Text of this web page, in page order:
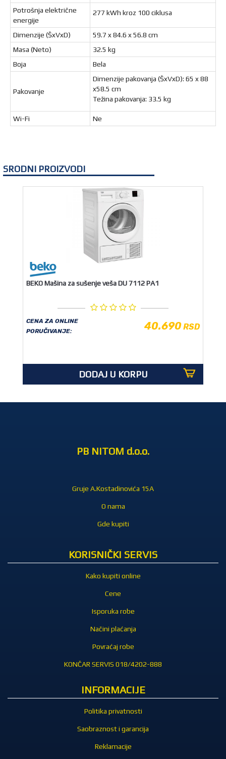
Potrošnja električne
energije
277 kWh kroz 100 ciklusa
Dimenzije (ŠxVxD)
59.7 x 84.6 x 56.8 cm
Masa (Neto)
32.5 kg
Boja
Bela
Pakovanje
Dimenzije pakovanja (ŠxVxD): 65 x 88
x58.5 cm
Težina pakovanja: 33.5 kg
Wi-Fi Ne
SRODNI PROIZVODI
BEKO Mašina za sušenje veša DU 7112 PA1
CENA ZA ONLINE
PORUČIVANJE:
40.690RSD
DODAJ U KORPU
PB NITOM d.o.o.
Gruje A.Kostadinovića 15A
O nama
Gde kupiti
KORISNIČKI SERVIS
Kako kupiti online
Cene
Isporuka robe
Načini plaćanja
Povraćaj robe
KONČAR SERVIS 018/4202-888
INFORMACIJE
Politika privatnosti
Saobraznost i garancija
Reklamacije